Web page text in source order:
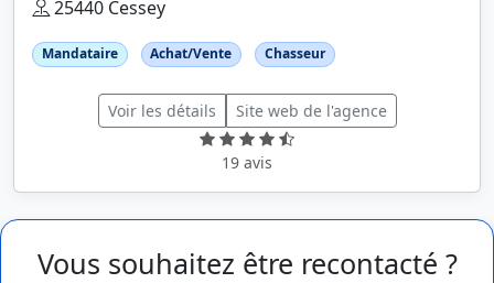
25440 Cessey
Mandataire Achat/Vente Chasseur
Voir les détails Site web de l'agence
19 avis
Vous souhaitez être recontacté ?